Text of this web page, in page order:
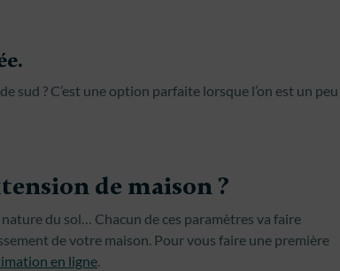
sud ? C’est une option parfaite lorsque l’on est un peu
de maison ?
du sol… Chacun de ces paramètres va faire
de votre maison. Pour vous faire une première
en ligne